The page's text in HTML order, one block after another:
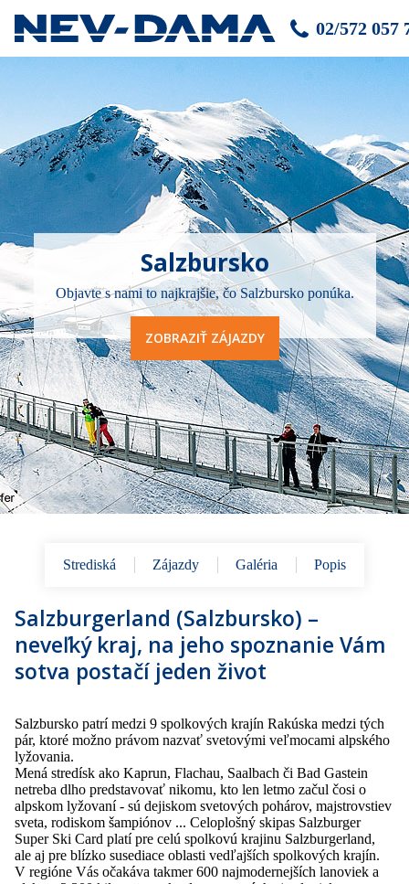
02/572 057
Salzbursko
Objavte s nami to najkrajšie, čo Salzbursko ponúka.
ZOBRAZIŤ ZÁJAZDY
Strediská Zájazdy Galéria Popis
Salzburgerland (Salzbursko) –
neveľký kraj, na jeho spoznanie Vám
sotva postačí jeden život
Salzbursko patrí medzi 9 spolkových krajín Rakúska medzi tých
pár, ktoré možno právom nazvať svetovými veľmocami alpského
lyžovania.
Mená stredísk ako Kaprun, Flachau, Saalbach či Bad Gastein
netreba dlho predstavovať nikomu, kto len letmo začul čosi o
alpskom lyžovaní - sú dejiskom svetových pohárov, majstrovstiev
sveta, rodiskom šampiónov ... Celoplošný skipas Salzburger
Super Ski Card platí pre celú spolkovú krajinu Salzburgerland,
ale aj pre blízko susediace oblasti vedľajších spolkových krajín.
V regióne Vás očakáva takmer 600 najmodernejších lanoviek a